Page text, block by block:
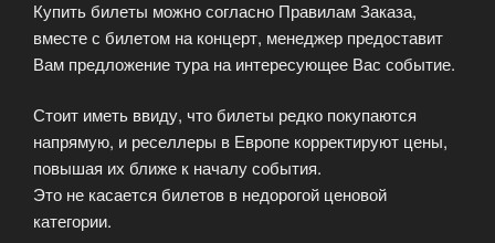
Купить билеты можно согласно Правилам Заказа,
вместе с билетом на концерт, менеджер предоставит
Вам предложение тура на интересующее Вас событие.
Стоит иметь ввиду, что билеты редко покупаются
напрямую, и реселлеры в Европе корректируют цены,
повышая их ближе к началу события.
Это не касается билетов в недорогой ценовой
категории.